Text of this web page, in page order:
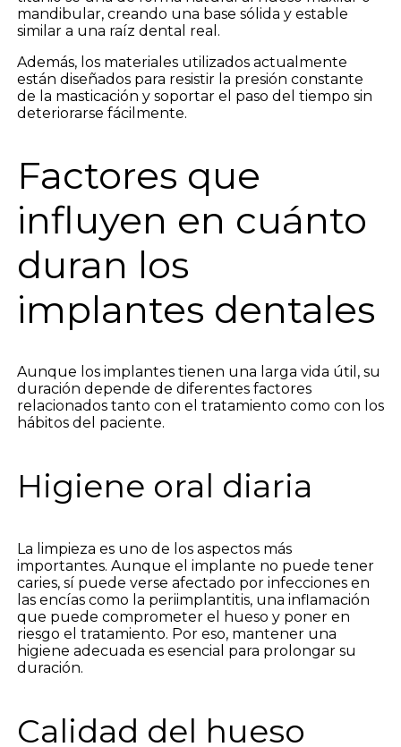
mandibular, creando una base sólida y estable
similar a una raíz dental real.
Además, los materiales utilizados actualmente
están diseñados para resistir la presión constante
de la masticación y soportar el paso del tiempo sin
deteriorarse fácilmente.
Factores que
influyen en cuánto
duran los
implantes dentales
Aunque los implantes tienen una larga vida útil, su
duración depende de diferentes factores
relacionados tanto con el tratamiento como con los
hábitos del paciente.
Higiene oral diaria
La limpieza es uno de los aspectos más
importantes. Aunque el implante no puede tener
caries, sí puede verse afectado por infecciones en
las encías como la periimplantitis, una inflamación
que puede comprometer el hueso y poner en
riesgo el tratamiento. Por eso, mantener una
higiene adecuada es esencial para prolongar su
duración.
Calidad del hueso